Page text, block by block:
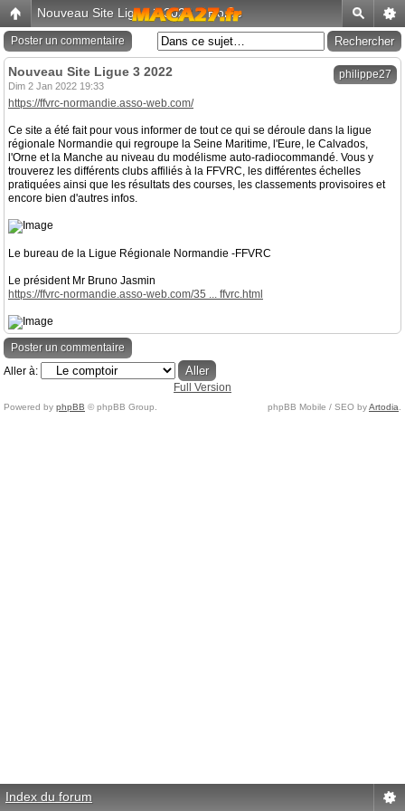
Nouveau Site Ligue 3 2022-Home
Poster un commentaire
philippe27
Nouveau Site Ligue 3 2022
Dim 2 Jan 2022 19:33
https://ffvrc-normandie.asso-web.com/
Ce site a été fait pour vous informer de tout ce qui se déroule dans la ligue
régionale Normandie qui regroupe la Seine Maritime, l'Eure, le Calvados,
l'Orne et la Manche au niveau du modélisme auto-radiocommandé. Vous y
trouverez les différents clubs affiliés à la FFVRC, les différentes échelles
pratiquées ainsi que les résultats des courses, les classements provisoires et
encore bien d'autres infos.
Le bureau de la Ligue Régionale Normandie -FFVRC
Le président Mr Bruno Jasmin
https://ffvrc-normandie.asso-web.com/35 ... ffvrc.html
Poster un commentaire
Aller à:
Full Version
Powered by phpBB © phpBB Group. phpBB Mobile / SEO byArtodia
Index du forum